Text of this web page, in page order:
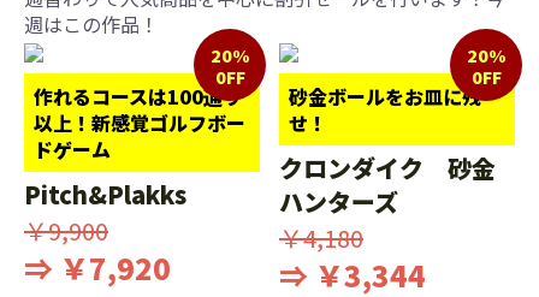
週はこの作品！
作れるコースは100通り
以上！新感覚ゴルフボー
ドゲーム
20%
0FF
Pitch&Plakks
￥9,900
⇒ ￥7,920
砂金ボールをお皿に残
せ！
20%
0FF
クロンダイク 砂金
ハンターズ
￥4,180
⇒ ￥3,344